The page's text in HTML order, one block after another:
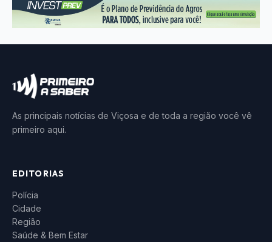
As principais notícias de Viçosa e de toda a região você vê
primeiro aqui.
EDITORIAS
Polícia
Cidade
Região
Saúde & Bem Estar